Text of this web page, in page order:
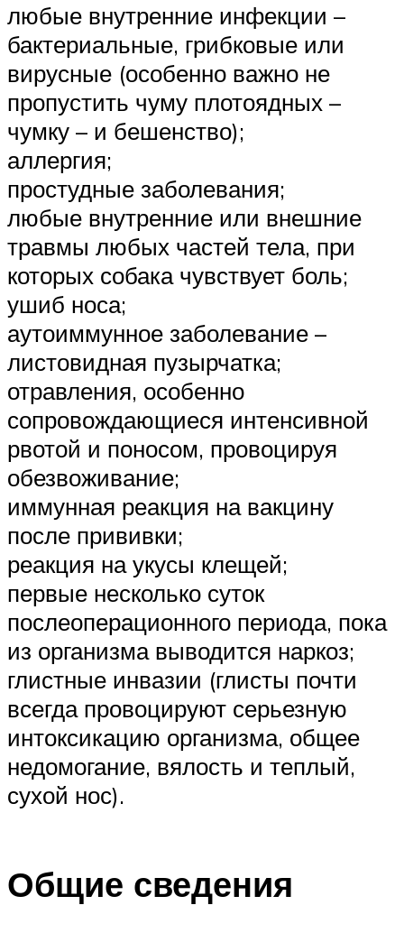
любые внутренние инфекции –
бактериальные, грибковые или
вирусные (особенно важно не
пропустить чуму плотоядных –
чумку – и бешенство);
аллергия;
простудные заболевания;
любые внутренние или внешние
травмы любых частей тела, при
которых собака чувствует боль;
ушиб носа;
аутоиммунное заболевание –
листовидная пузырчатка;
отравления, особенно
сопровождающиеся интенсивной
рвотой и поносом, провоцируя
обезвоживание;
иммунная реакция на вакцину
после прививки;
реакция на укусы клещей;
первые несколько суток
послеоперационного периода, пока
из организма выводится наркоз;
глистные инвазии (глисты почти
всегда провоцируют серьезную
интоксикацию организма, общее
недомогание, вялость и теплый,
сухой нос).
Общие сведения